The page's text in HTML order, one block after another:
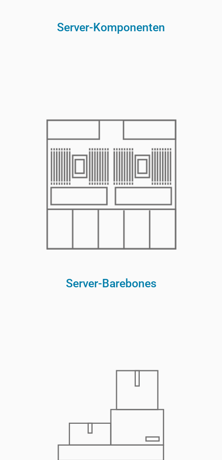
Server-Komponenten
Server-Barebones